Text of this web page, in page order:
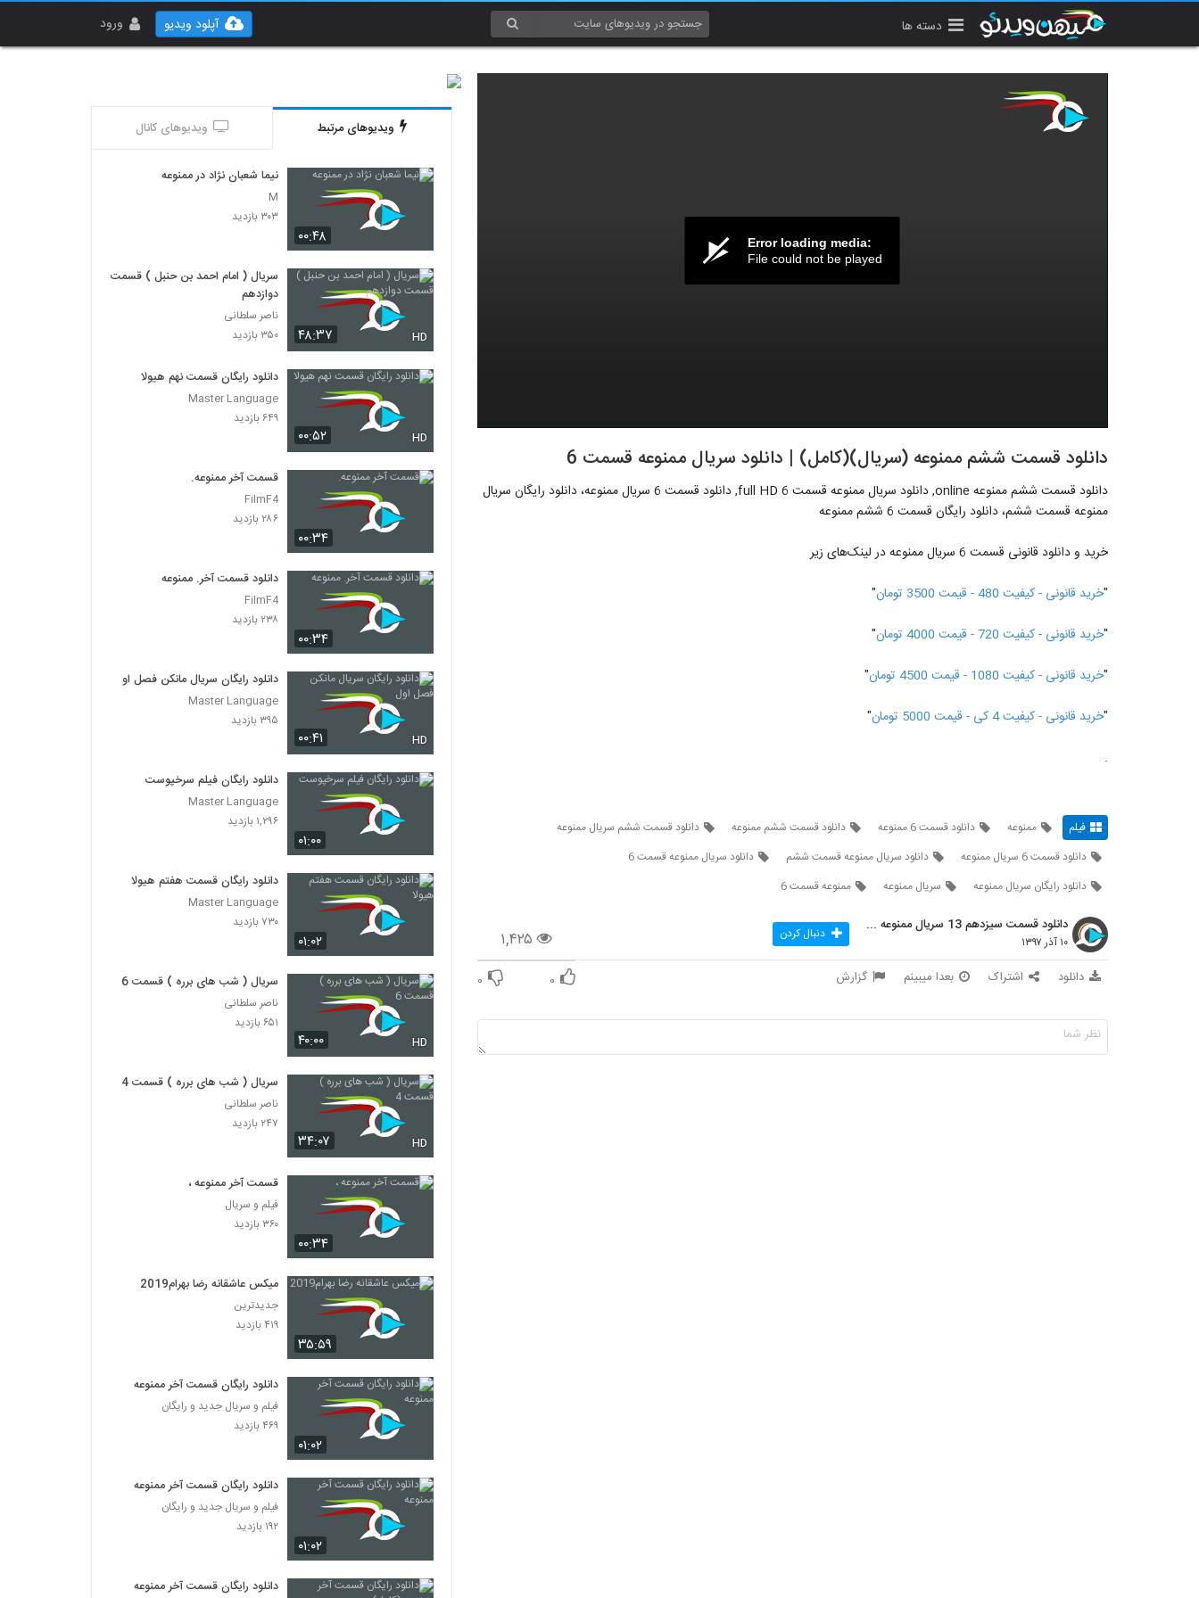
دسته ها ورود آپلود ویدیو
Error loading media:
File could not be played
دانلود قسمت ششم ممنوعه (سریال)(کامل) | دانلود سریال ممنوعه قسمت 6
دانلود قسمت ششم ممنوعه online, دانلود سریال ممنوعه قسمت 6 full HD, دانلود قسمت 6 سریال ممنوعه، دانلود رایگان سریال
ممنوعه قسمت ششم، دانلود رایگان قسمت 6 ششم ممنوعه
خرید و دانلود قانونی قسمت 6 سریال ممنوعه در لینک‎‌های زیر
"خرید قانونی - کیفیت 480 - قیمت 3500 تومان
"
"خرید قانونی - کیفیت 720 - قیمت 4000 تومان
"
"خرید قانونی - کیفیت 1080 - قیمت 4500 تومان
"
"خرید قانونی - کیفیت 4 کی - قیمت 5000 تومان
"
.
فیلم ممنوعه دانلود قسمت 6 ممنوعه دانلود قسمت ششم ممنوعه
دانلود قسمت ششم سریال ممنوعه
دانلود قسمت 6 سریال ممنوعه
دانلود سریال ممنوعه قسمت ششم
دانلود سریال ممنوعه قسمت 6
دانلود رایگان سریال ممنوعه
سریال ممنوعه ممنوعه قسمت 6
۱,۴۲۵
دانلود قسمت سیزدهم 13 سریال ممنوعه قانونی
۱۰ آذر ۱۳۹۷ دنبال کردن
دانلود اشتراک بعدا میبینم گزارش ۰ ۰
ویدیوهای مرتبط ویدیوهای کانال
۰۰:۴۸
نیما شعبان نژاد در ممنوعه
M
۳۰۳ بازدید
۴۸:۳۷ HD
سریال ( امام احمد بن حنبل ) قسمت
دوازدهم
ناصر سلطانی
۳۵۰ بازدید
۰۰:۵۲ HD
دانلود رایگان قسمت نهم هیولا
Master Language
۶۴۹ بازدید
۰۰:۳۴
قسمت آخر ممنوعه.
FilmF4
۲۸۶ بازدید
۰۰:۳۴
دانلود قسمت آخر. ممنوعه
FilmF4
۲۳۸ بازدید
۰۰:۴۱ HD
دانلود رایگان سریال مانکن فصل اول
Master Language
۳۹۵ بازدید
۰۱:۰۰
دانلود رایگان فیلم سرخپوست
Master Language
۱,۲۹۶ بازدید
۰۱:۰۲
دانلود رایگان قسمت هفتم هیولا
Master Language
۷۳۰ بازدید
۴۰:۰۰ HD
سریال ( شب های برره ) قسمت 6
ناصر سلطانی
۶۵۱ بازدید
۳۴:۰۷ HD
سریال ( شب های برره ) قسمت 4
ناصر سلطانی
۲۴۷ بازدید
۰۰:۳۴
قسمت آخر ممنوعه ،
فیلم و سریال
۳۶۰ بازدید
۳۵:۵۹
میکس عاشقانه رضا بهرام2019
جدیدترین
۴۱۹ بازدید
۰۱:۰۲
دانلود رایگان قسمت آخر ممنوعه
فیلم و سریال جدید و رایگان
۴۶۹ بازدید
۰۱:۰۲
دانلود رایگان قسمت آخر ممنوعه
فیلم و سریال جدید و رایگان
۱۹۲ بازدید
دانلود رایگان قسمت آخر ممنوعه